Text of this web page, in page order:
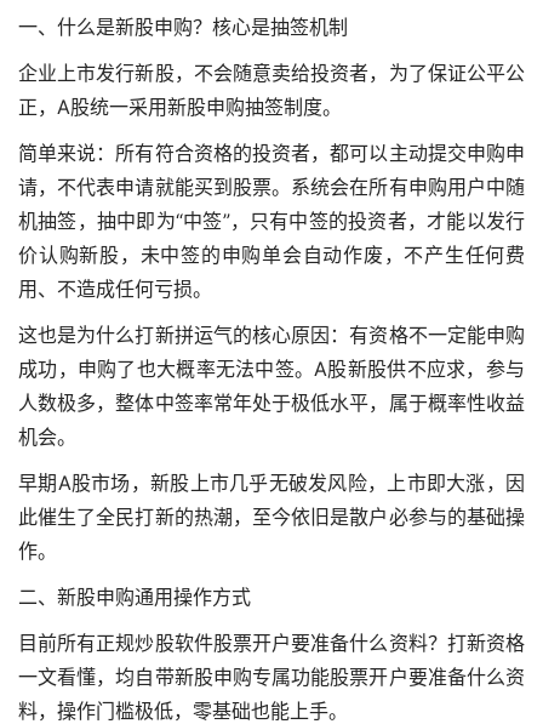
一、什么是新股申购？核心是抽签机制
企业上市发行新股，不会随意卖给投资者，为了保证公平公
正，A股统一采用新股申购抽签制度。
简单来说：所有符合资格的投资者，都可以主动提交申购申
请，不代表申请就能买到股票。系统会在所有申购用户中随
机抽签，抽中即为“中签”，只有中签的投资者，才能以发行
价认购新股，未中签的申购单会自动作废，不产生任何费
用、不造成任何亏损。
这也是为什么打新拼运气的核心原因：有资格不一定能申购
成功，申购了也大概率无法中签。A股新股供不应求，参与
人数极多，整体中签率常年处于极低水平，属于概率性收益
机会。
早期A股市场，新股上市几乎无破发风险，上市即大涨，因
此催生了全民打新的热潮，至今依旧是散户必参与的基础操
作。
二、新股申购通用操作方式
目前所有正规炒股软件股票开户要准备什么资料？打新资格
一文看懂，均自带新股申购专属功能股票开户要准备什么资
料，操作门槛极低，零基础也能上手。